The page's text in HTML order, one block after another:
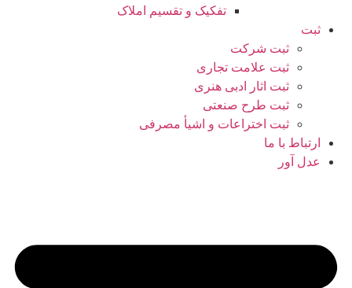
تفکیک و تقسیم املاک
ثبت
ثبت شرکت
ثبت علامت تجاری
ثبت اثار ادبی هنری
ثبت طرح صنعتی
ثبت اختراعات و اشیا‌ٔ مصرفی
ارتباط با ما
عدل آور